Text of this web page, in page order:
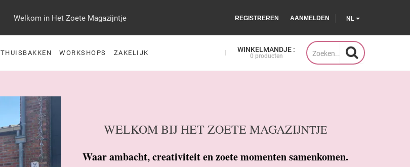
Welkom in Het Zoete Magazijntje REGISTREREN AANMELDEN NL
THUISBAKKEN WORKSHOPS ZAKELIJK WINKELMANDJE :
0 producten
WELKOM BIJ HET ZOETE MAGAZIJNTJE
Waar ambacht, creativiteit en zoete momenten samenkomen.